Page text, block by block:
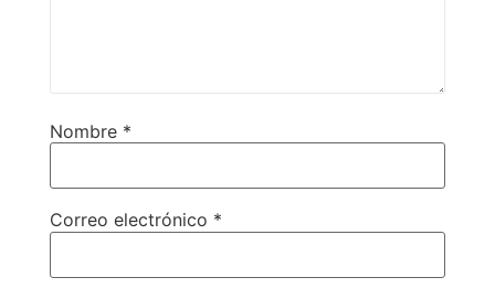
Nombre *
Correo electrónico *